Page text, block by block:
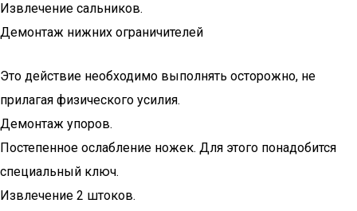
Извлечение сальников.
Демонтаж нижних ограничителей
Это действие необходимо выполнять осторожно, не
прилагая физического усилия.
Демонтаж упоров.
Постепенное ослабление ножек. Для этого понадобится
специальный ключ.
Извлечение 2 штоков.